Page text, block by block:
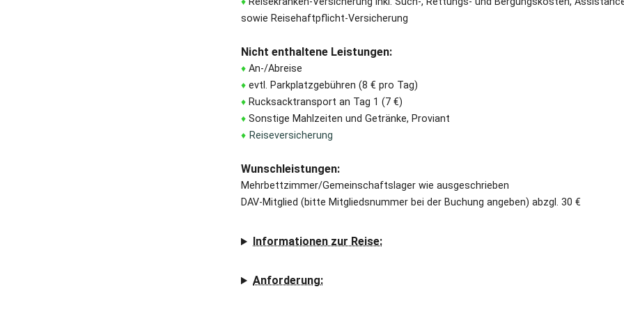
sowie Reisehaftpflicht-Versicherung
Nicht enthaltene Leistungen:
♦ An-/Abreise
♦ evtl. Parkplatzgebühren (8 € pro Tag)
♦ Rucksacktransport an Tag 1 (7 €)
♦ Sonstige Mahlzeiten und Getränke, Proviant
♦ Reiseversicherung
Wunschleistungen:
Mehrbettzimmer/Gemeinschaftslager wie ausgeschrieben
DAV-Mitglied (bitte Mitgliedsnummer bei der Buchung angeben) abzgl. 30 €
Informationen zur Reise:
Anforderung: